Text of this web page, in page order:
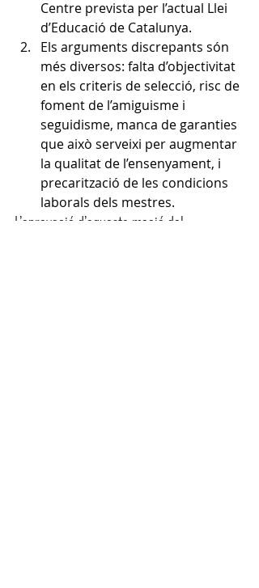
Centre prevista per l’actual Llei
d’Educació de Catalunya.
Els arguments discrepants són
més diversos: falta d’objectivitat
en els criteris de selecció, risc de
foment de l’amiguisme i
seguidisme, manca de garanties
que això serveixi per augmentar
la qualitat de l’ensenyament, i
precarització de les condicions
laborals dels mestres.
L’aprovació d’aquesta moció del